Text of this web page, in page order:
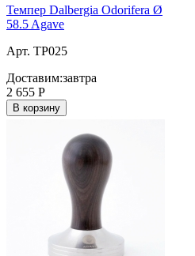
Темпер Dalbergia Odorifera Ø
58.5 Agave
Арт. TP025
Доставим:завтра
2 655 Р
В корзину